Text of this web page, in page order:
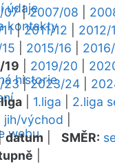
údaje
kontakty
historie
webu
07|2007/08
|2011/12 2012/
2015/16
19
2019/20
23|2023/24
1.liga 2.liga
jih/východ
datum SMĚR: